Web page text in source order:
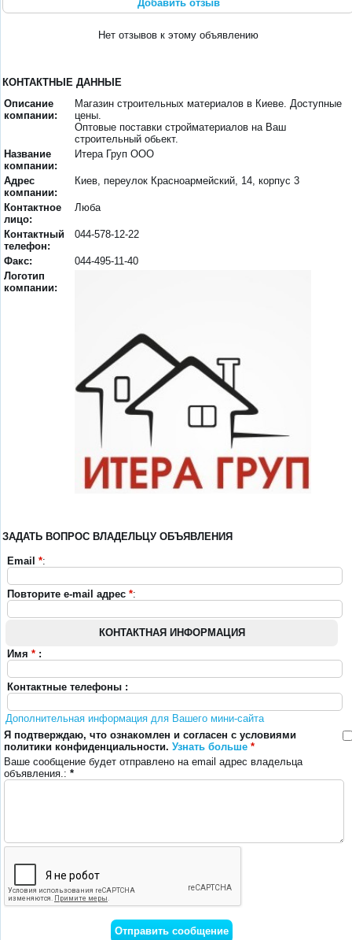
Добавить отзыв
Нет отзывов к этому объявлению
КОНТАКТНЫЕ ДАННЫЕ
Описание
компании:
Магазин строительных материалов в Киеве. Доступные
цены.
Оптовые поставки стройматериалов на Ваш
строительный обьект.
Название
компании:
Итера Груп ООО
Адрес
компании:
Киев, переулок Красноармейский, 14, корпус 3
Контактное
лицо:
Люба
Контактный
телефон:
044-578-12-22
Факс:
044-495-11-40
Логотип
компании:
ЗАДАТЬ ВОПРОС ВЛАДЕЛЬЦУ ОБЪЯВЛЕНИЯ
Email *:
Повторите e-mail адрес *:
КОНТАКТНАЯ ИНФОРМАЦИЯ
Имя * :
Контактные телефоны :
Дополнительная информация для Вашего мини-сайта
Я подтверждаю, что ознакомлен и согласен с условиями
политики конфиденциальности. Узнать больше *
Ваше сообщение будет отправлено на email адрес владельца
объявления.: *